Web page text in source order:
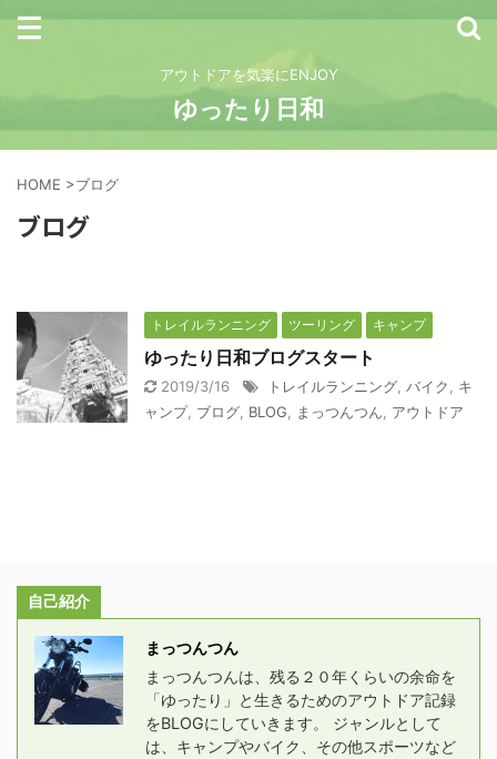
アウトドアを気楽にENJOY
ゆったり日和
HOME >ブログ
ブログ
トレイルランニング ツーリング キャンプ
ゆったり日和ブログスタート
2019/3/16 トレイルランニング バイク
キ
ャンプ, ブログ BLOG まっつんつん アウトドア
自己紹介
まっつんつん
まっつんつんは、残る２０年くらいの余命を
「ゆったり」と生きるためのアウトドア記録
をBLOGにしていきます。 ジャンルとして
は、キャンプやバイク、その他スポーツなど